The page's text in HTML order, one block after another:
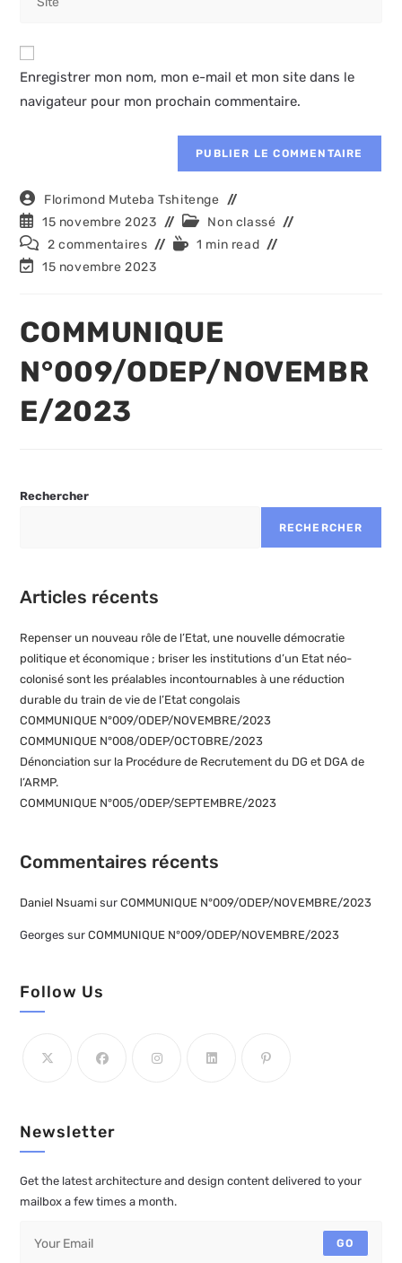
comment
comment
votre
site
(facultatif)
Enregistrer mon nom, mon e-mail et mon site dans le
navigateur pour mon prochain commentaire.
Auteur/autrice
de
la
publication :
Florimond Muteba Tshitenge
Publication
publiée :
15 novembre 2023
Post
category:
Non classé
Commentaires
de
la
2 commentaires
Temps1 min read
Dernière
publication :
15 novembre 2023
COMMUNIQUE
N°009/ODEP/NOVEMBR
E/2023
Rechercher
RECHERCHER
Articles récents
Repenser un nouveau rôle de l’Etat, une nouvelle démocratie
politique et économique ; briser les institutions d’un Etat néo-
colonisé sont les préalables incontournables à une réduction
durable du train de vie de l’Etat congolais
COMMUNIQUE N°009/ODEP/NOVEMBRE/2023
COMMUNIQUE N°008/ODEP/OCTOBRE/2023
Dénonciation sur la Procédure de Recrutement du DG et DGA de
l’ARMP.
COMMUNIQUE N°005/ODEP/SEPTEMBRE/2023
Commentaires récents
Daniel Nsuami surCOMMUNIQUE N°009/ODEP/NOVEMBRE/2023
Georges surCOMMUNIQUE N°009/ODEP/NOVEMBRE/2023
Follow Us
Newsletter
Get the latest architecture and design content delivered to your
mailbox a few times a month.
GO